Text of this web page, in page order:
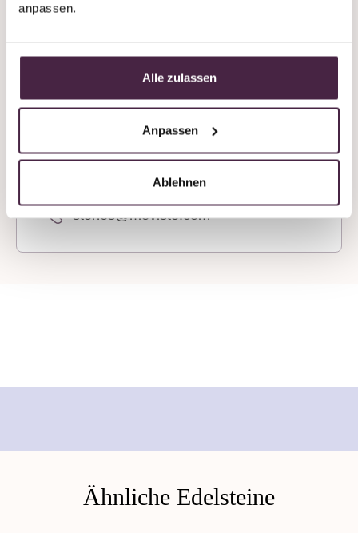
anpassen.
Alle zulassen
Anpassen
Ablehnen
Do you need support or
advice?
We’re always available by phone, even at
weekends!
+43 7619 22 122 - 160
stones@mevisto.com
Ähnliche Edelsteine